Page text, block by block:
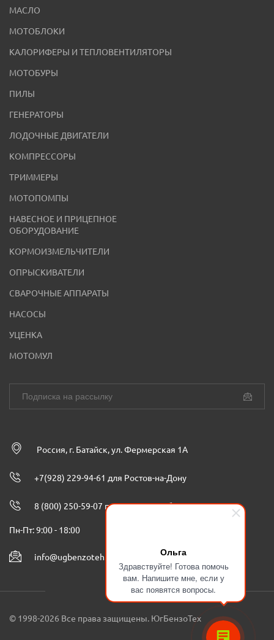
Ольга
Здравствуйте! Готова помочь
вам. Напишите мне, если у
вас появятся вопросы.
МАСЛО
МОТОБЛОКИ
КАЛОРИФЕРЫ И ТЕПЛОВЕНТИЛЯТОРЫ
МОТОБУРЫ
ПИЛЫ
ГЕНЕРАТОРЫ
ЛОДОЧНЫЕ ДВИГАТЕЛИ
КОМПРЕССОРЫ
ТРИММЕРЫ
МОТОПОМПЫ
НАВЕСНОЕ И ПРИЦЕПНОЕ
ОБОРУДОВАНИЕ
КОРМОИЗМЕЛЬЧИТЕЛИ
ОПРЫСКИВАТЕЛИ
СВАРОЧНЫЕ АППАРАТЫ
НАСОСЫ
УЦЕНКА
МОТОМУЛ
Россия, г. Батайск, ул. Фермерская 1А
+7(928) 229-94-61 для Ростов-на-Дону
8 (800) 250-59-07 по всей России бесплатно
Пн-Пт: 9:00 - 18:00
info@ugbenzoteh.ru
© 1998-2026 Все права защищены. ЮгБензоТех